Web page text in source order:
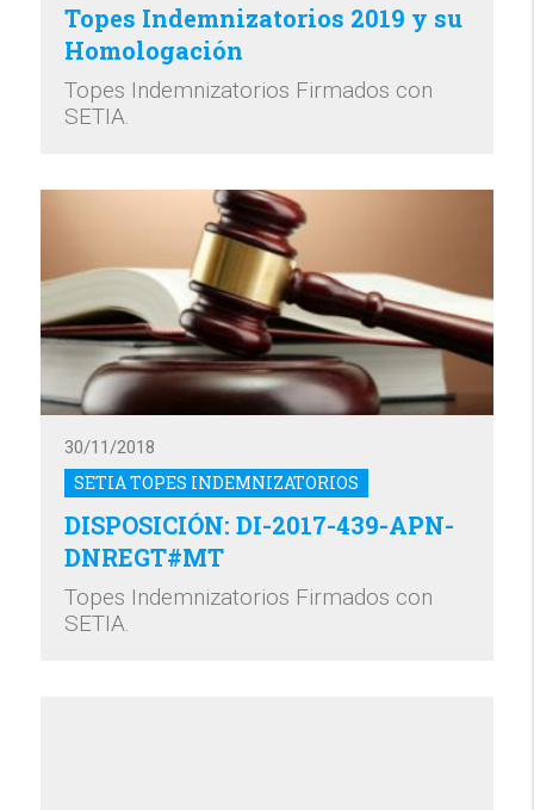
Topes Indemnizatorios 2019 y su
Homologación
Topes Indemnizatorios Firmados con
SETIA.
SETIA TOPES INDEMNIZATORIOS
30/11/2018
DISPOSICIÓN: DI-2017-439-APN-
DNREGT#MT
Topes Indemnizatorios Firmados con
SETIA.